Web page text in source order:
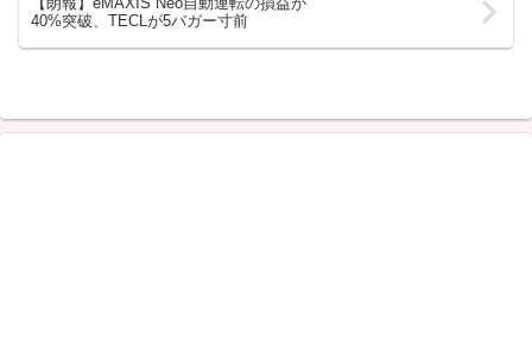
40%突破、TECLが5バガー寸前